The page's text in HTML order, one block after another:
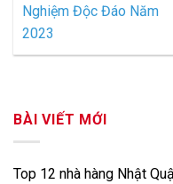
Nghiệm Độc Đáo Năm
2023
BÀI VIẾT MỚI
Top 12 nhà hàng Nhật